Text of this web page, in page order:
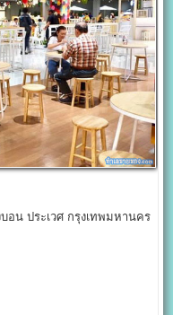
น ประเวศ กรุงเทพมหานคร